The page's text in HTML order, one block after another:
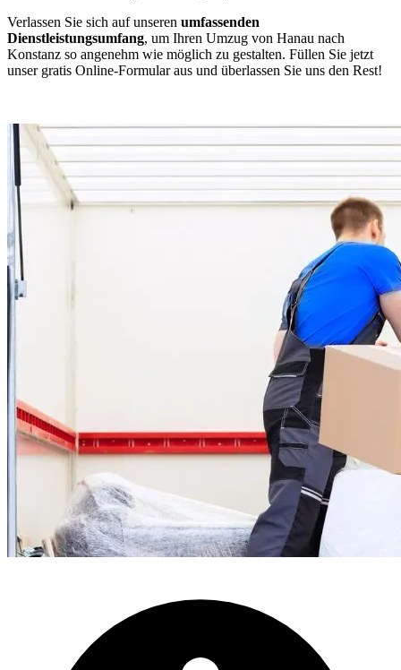
Verlassen Sie sich auf unseren umfassenden
Dienstleistungsumfang, um Ihren Umzug von Hanau nach
Konstanz so angenehm wie möglich zu gestalten. Füllen Sie jetzt
unser gratis Online-Formular aus und überlassen Sie uns den Rest!